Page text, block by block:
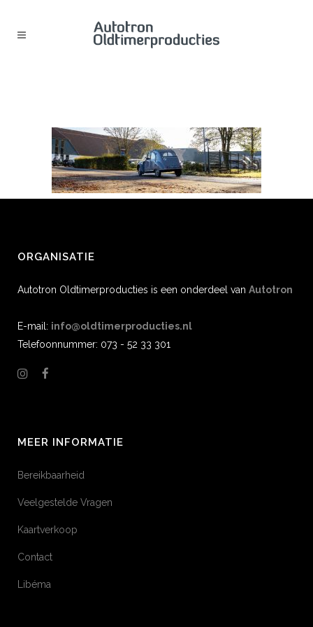
ORGANISATIE
Autotron Oldtimerproducties is een onderdeel van Autotron
E-mail: info@oldtimerproducties.nl
Telefoonnummer: 073 - 52 33 301
MEER INFORMATIE
Bereikbaarheid
Veelgestelde Vragen
Kaartverkoop
Contact
Libéma